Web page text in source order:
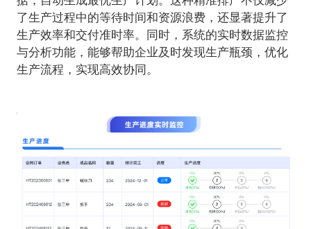
了生产过程中的等待时间和资源浪费，还显著提升了
生产效率和交付准时率。同时，系统的实时数据监控
与分析功能，能够帮助企业及时发现生产瓶颈，优化
生产流程，实现高效协同。